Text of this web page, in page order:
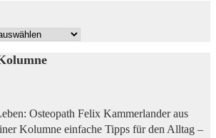
Osteopath Felix Kammerlander aus
Kolumne einfache Tipps für den Alltag –